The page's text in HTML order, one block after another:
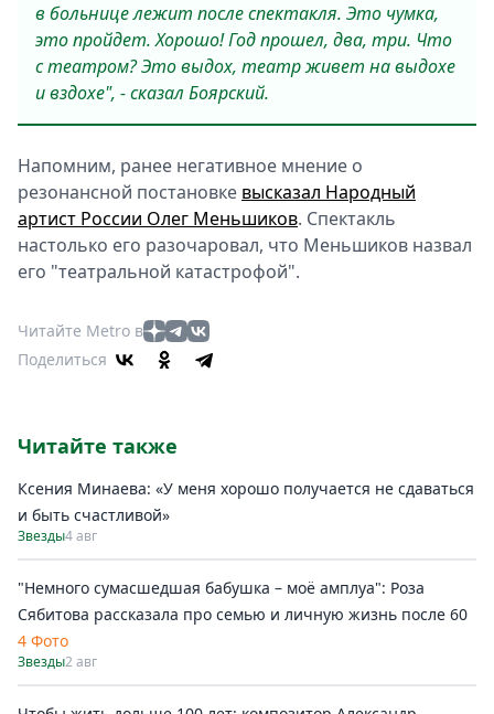
в больнице лежит после спектакля. Это чумка,
это пройдет. Хорошо! Год прошел, два, три. Что
с театром? Это выдох, театр живет на выдохе
и вздохе", - сказал Боярский.
Напомним, ранее негативное мнение о
резонансной постановке высказал Народный
артист России Олег Меньшиков. Спектакль
настолько его разочаровал, что Меньшиков назвал
его "театральной катастрофой".
Читайте Metro в
Поделиться
Читайте также
Ксения Минаева: «У меня хорошо получается не сдаваться
и быть счастливой»
Звезды4 авг
"Немного сумасшедшая бабушка – моё амплуа": Роза
Сябитова рассказала про семью и личную жизнь после 60
4 Фото
Звезды2 авг